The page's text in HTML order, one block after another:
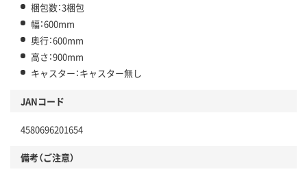
梱包数：3梱包
幅：600mm
奥行：600mm
高さ：900mm
キャスター：キャスター無し
JANコード
4580696201654
備考（ご注意）